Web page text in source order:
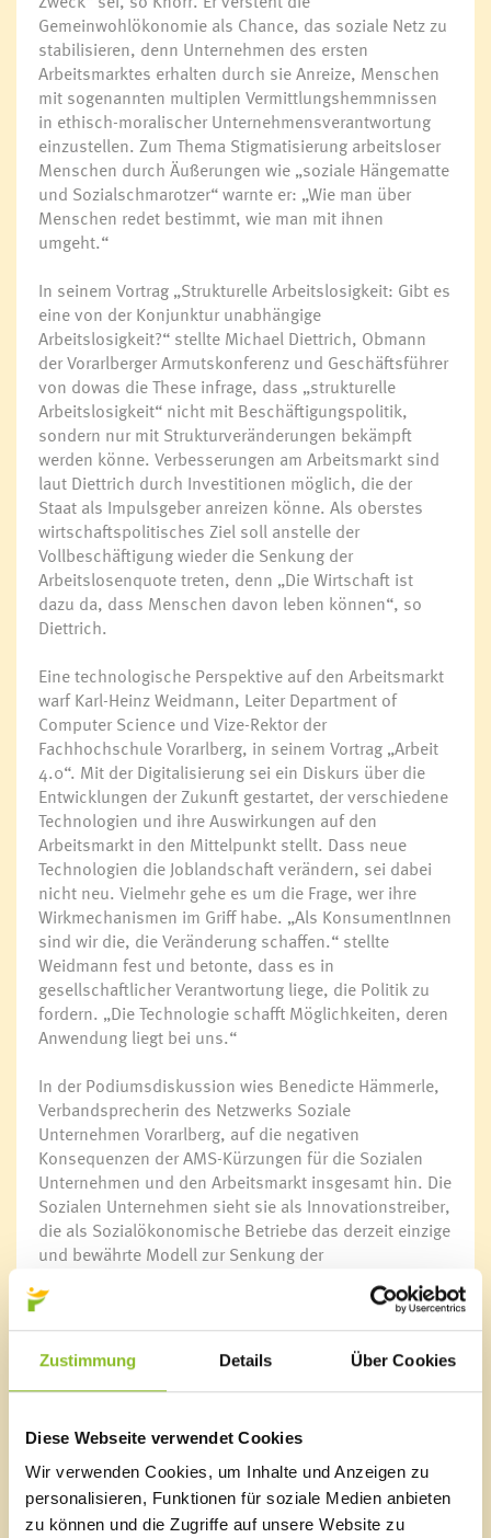
Zustimmung Details Über Cookies
Diese Webseite verwendet Cookies
Wir verwenden Cookies, um Inhalte und Anzeigen zu
personalisieren, Funktionen für soziale Medien anbieten
zu können und die Zugriffe auf unsere Website zu
Gemeinwohlökonomie als Chance, das soziale Netz zu
stabilisieren, denn Unternehmen des ersten
Arbeitsmarktes erhalten durch sie Anreize, Menschen
mit sogenannten multiplen Vermittlungshemmnissen
in ethisch-moralischer Unternehmensverantwortung
einzustellen. Zum Thema Stigmatisierung arbeitsloser
Menschen durch Äußerungen wie „soziale Hängematte
und Sozialschmarotzer“ warnte er: „Wie man über
Menschen redet bestimmt, wie man mit ihnen
umgeht.“
In seinem Vortrag „Strukturelle Arbeitslosigkeit: Gibt es
eine von der Konjunktur unabhängige
Arbeitslosigkeit?“ stellte Michael Diettrich, Obmann
der Vorarlberger Armutskonferenz und Geschäftsführer
von dowas die These infrage, dass „strukturelle
Arbeitslosigkeit“ nicht mit Beschäftigungspolitik,
sondern nur mit Strukturveränderungen bekämpft
werden könne. Verbesserungen am Arbeitsmarkt sind
laut Diettrich durch Investitionen möglich, die der
Staat als Impulsgeber anreizen könne. Als oberstes
wirtschaftspolitisches Ziel soll anstelle der
Vollbeschäftigung wieder die Senkung der
Arbeitslosenquote treten, denn „Die Wirtschaft ist
dazu da, dass Menschen davon leben können“, so
Diettrich.
Eine technologische Perspektive auf den Arbeitsmarkt
warf Karl-Heinz Weidmann, Leiter Department of
Computer Science und Vize-Rektor der
Fachhochschule Vorarlberg, in seinem Vortrag „Arbeit
4.0“. Mit der Digitalisierung sei ein Diskurs über die
Entwicklungen der Zukunft gestartet, der verschiedene
Technologien und ihre Auswirkungen auf den
Arbeitsmarkt in den Mittelpunkt stellt. Dass neue
Technologien die Joblandschaft verändern, sei dabei
nicht neu. Vielmehr gehe es um die Frage, wer ihre
Wirkmechanismen im Griff habe. „Als KonsumentInnen
sind wir die, die Veränderung schaffen.“ stellte
Weidmann fest und betonte, dass es in
gesellschaftlicher Verantwortung liege, die Politik zu
fordern. „Die Technologie schafft Möglichkeiten, deren
Anwendung liegt bei uns.“
In der Podiumsdiskussion wies Benedicte Hämmerle,
Verbandsprecherin des Netzwerks Soziale
Unternehmen Vorarlberg, auf die negativen
Konsequenzen der AMS-Kürzungen für die Sozialen
Unternehmen und den Arbeitsmarkt insgesamt hin. Die
Sozialen Unternehmen sieht sie als Innovationstreiber,
die als Sozialökonomische Betriebe das derzeit einzige
und bewährte Modell zur Senkung der
Langzeitarbeitslosigkeit bieten. „Wenn das gekürzt
wird, haben wir keine Alternativen“, so Hämmerle.
Diskussionsteilnehmer Klaus Gohm ist 62 Jahre alt und
sucht seit rund 1,5 Jahren Arbeit. Er hat den Wert und
die Qualität der Betreuungsarbeit sowie den Halt, den
Berufstätiger verkannt. Nach dem Verlust seiner
Arbeitsstelle war er „irgendwie verloren. Ich habe
erfahren, dass nach einem qualifizierten Mann auch
auf dem internationalen Arbeitsmarkt kein Bedarf mehr